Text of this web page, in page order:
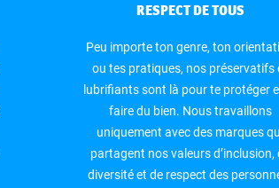
RESPECT DE TOUS
Peu importe ton genre, ton
ou tes pratiques, nos préservatifs
lubrifiants sont là pour te protéger
faire du bien. Nous travaillons
uniquement avec des marques
partagent nos valeurs d’inclusion,
diversité et de respect des